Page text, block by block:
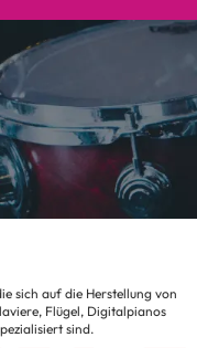
sich auf die Herstellung von
Flügel, Digitalpianos
sind.